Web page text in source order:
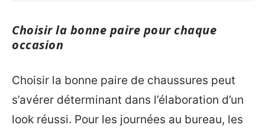
Choisir la bonne paire pour chaque
occasion
Choisir la bonne paire de chaussures peut
s’avérer déterminant dans l’élaboration d’un
look réussi. Pour les journées au bureau, les